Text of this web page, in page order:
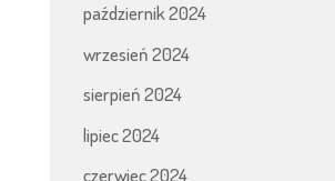
październik 2024
wrzesień 2024
sierpień 2024
lipiec 2024
czerwiec 2024